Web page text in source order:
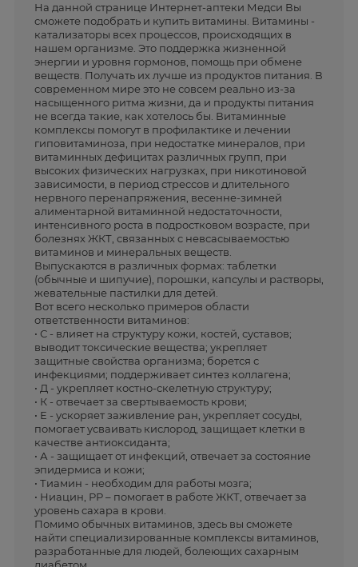
На данной странице Интернет-аптеки Медси Вы
сможете подобрать и купить витамины. Витамины -
катализаторы всех процессов, происходящих в
нашем организме. Это поддержка жизненной
энергии и уровня гормонов, помощь при обмене
веществ. Получать их лучше из продуктов питания. В
современном мире это не совсем реально из-за
насыщенного ритма жизни, да и продукты питания
не всегда такие, как хотелось бы. Витаминные
комплексы помогут в профилактике и лечении
гиповитаминоза, при недостатке минералов, при
витаминных дефицитах различных групп, при
высоких физических нагрузках, при никотиновой
зависимости, в период стрессов и длительного
нервного перенапряжения, весенне-зимней
алиментарной витаминной недостаточности,
интенсивного роста в подростковом возрасте, при
болезнях ЖКТ, связанных с невсасываемостью
витаминов и минеральных веществ.
Выпускаются в различных формах: таблетки
(обычные и шипучие), порошки, капсулы и растворы,
жевательные пастилки для детей.
Вот всего несколько примеров области
ответственности витаминов:
• С - влияет на структуру кожи, костей, суставов;
выводит токсические вещества; укрепляет
защитные свойства организма; борется с
инфекциями; поддерживает синтез коллагена;
• Д - укрепляет костно-скелетную структуру;
• К - отвечает за свертываемость крови;
• Е - ускоряет заживление ран, укрепляет сосуды,
помогает усваивать кислород, защищает клетки в
качестве антиоксиданта;
• А - защищает от инфекций, отвечает за состояние
эпидермиса и кожи;
• Тиамин - необходим для работы мозга;
• Ниацин, РР – помогает в работе ЖКТ, отвечает за
уровень сахара в крови.
Помимо обычных витаминов, здесь вы сможете
найти специализированные комплексы витаминов,
разработанные для людей, болеющих сахарным